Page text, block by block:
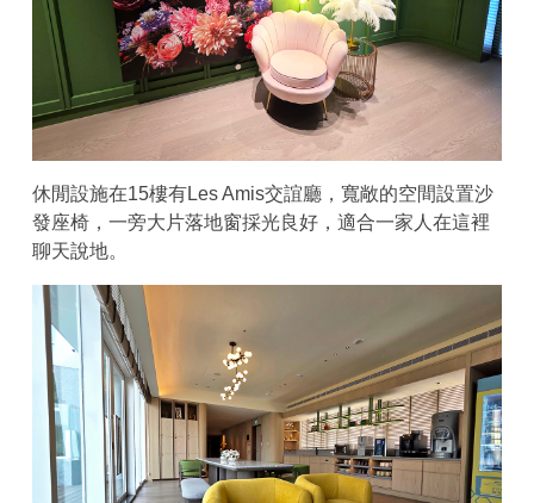
休閒設施在15樓有Les Amis交誼廳，寬敞的空間設置沙
發座椅，一旁大片落地窗採光良好，適合一家人在這裡
聊天說地。